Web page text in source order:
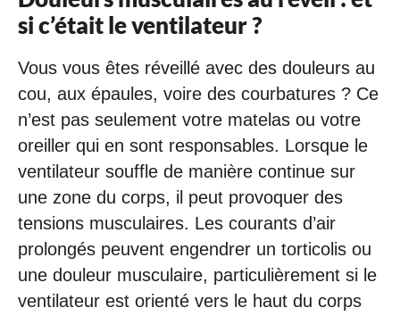
si c’était le ventilateur ?
Vous vous êtes réveillé avec des douleurs au
cou, aux épaules, voire des courbatures ? Ce
n’est pas seulement votre matelas ou votre
oreiller qui en sont responsables. Lorsque le
ventilateur souffle de manière continue sur
une zone du corps, il peut provoquer des
tensions musculaires. Les courants d’air
prolongés peuvent engendrer un torticolis ou
une douleur musculaire, particulièrement si le
ventilateur est orienté vers le haut du corps